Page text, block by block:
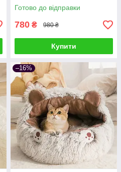
Готово до відправки
780 ₴ 980 ₴
Купити
–16%